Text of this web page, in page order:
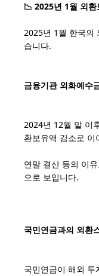
📉 2025년 1월 외
2025년 1월 한국의
습니다.
금융기관 외화예수
2024년 12월 말 이
환보유액 감소로 이
연말 결산 등의 이
으로 보입니다.
국민연금과의 외환
국민연금이 해외 투